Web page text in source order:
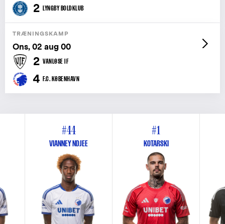
2 LYNGBY BOLDKLUB
TRÆNINGSKAMP
Ons, 02 aug 00
2 VANLØSE IF
4 F.C. KØBENHAVN
#44
VIANNEY NDJEE
#1
KOTARSKI